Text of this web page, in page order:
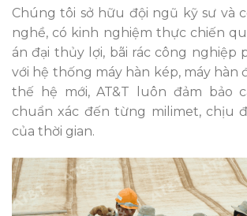
Chúng tôi sở hữu đội ngũ kỹ sư và
nghề, có kinh nghiệm thực chiến
án đại thủy lợi, bãi rác công nghiệp
với hệ thống máy hàn kép, máy hàn
thế hệ mới, AT&T luôn đảm bảo
chuẩn xác đến từng milimet, chịu
của thời gian.